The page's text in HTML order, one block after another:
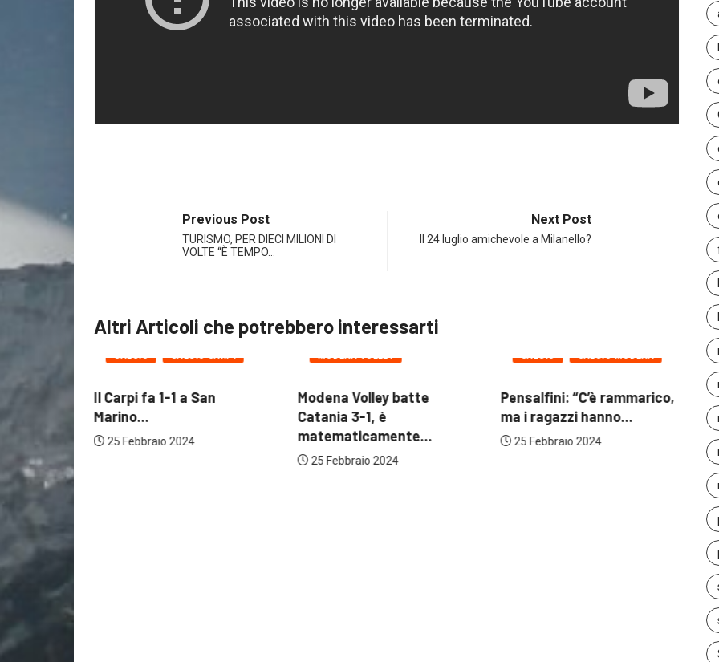
Previous Post
TURISMO, PER DIECI MILIONI DI
VOLTE “È TEMPO…
Next Post
Il 24 luglio amichevole a Milanello?
Altri Articoli che potrebbero interessarti
CALCIO CALCIO CARPI
Il Carpi fa 1-1 a San
Marino...
25 Febbraio 2024
IN EVIDENZA
MODENA VOLLEY
Modena Volley batte
Catania 3-1, è
matematicamente...
25 Febbraio 2024
CALCIO CALCIO MODENA
Pensalfini: “C’è rammarico,
ma i ragazzi hanno...
25 Febbraio 2024
Il